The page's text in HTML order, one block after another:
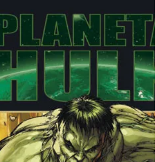
Brian Michael Bendis Issue #19 page 15
Illustration of Comic page with Avengers,
Captain...